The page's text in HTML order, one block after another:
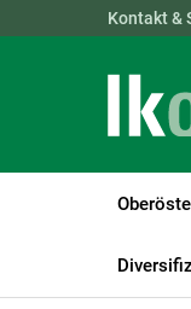
Kontakt &
LK